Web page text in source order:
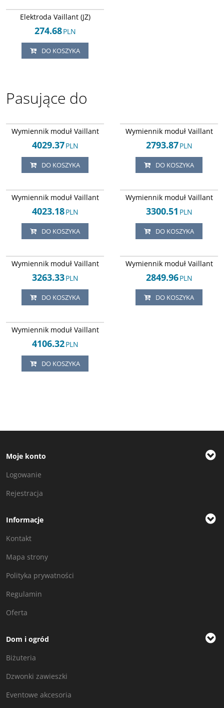
Elektroda Vaillant (JZ)
274.68PLN
DO KOSZYKA
Pasujące do
Wymiennik moduł Vaillant
4029.37PLN
DO KOSZYKA
Wymiennik moduł Vaillant
2793.87PLN
DO KOSZYKA
Wymiennik moduł Vaillant
4023.18PLN
DO KOSZYKA
Wymiennik moduł Vaillant
3300.51 PLN
DO KOSZYKA
Wymiennik moduł Vaillant
3263.33PLN
DO KOSZYKA
Wymiennik moduł Vaillant
2849.96PLN
DO KOSZYKA
Wymiennik moduł Vaillant
4106.32PLN
DO KOSZYKA
Moje konto
Logowanie
Rejestracja
Informacje
Kontakt
Mapa strony
Polityka prywatności
Regulamin
Oferta
Dom i ogród
Biżuteria
Dzwonki zawieszki
Eventowe akcesoria